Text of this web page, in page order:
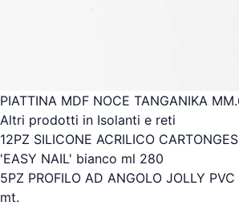
PIATTINA MDF NOCE TANGANIKA
Altri prodotti in Isolanti e reti
12PZ SILICONE ACRILICO
'EASY NAIL' bianco ml 280
5PZ PROFILO AD ANGOLO JOLLY
mt.